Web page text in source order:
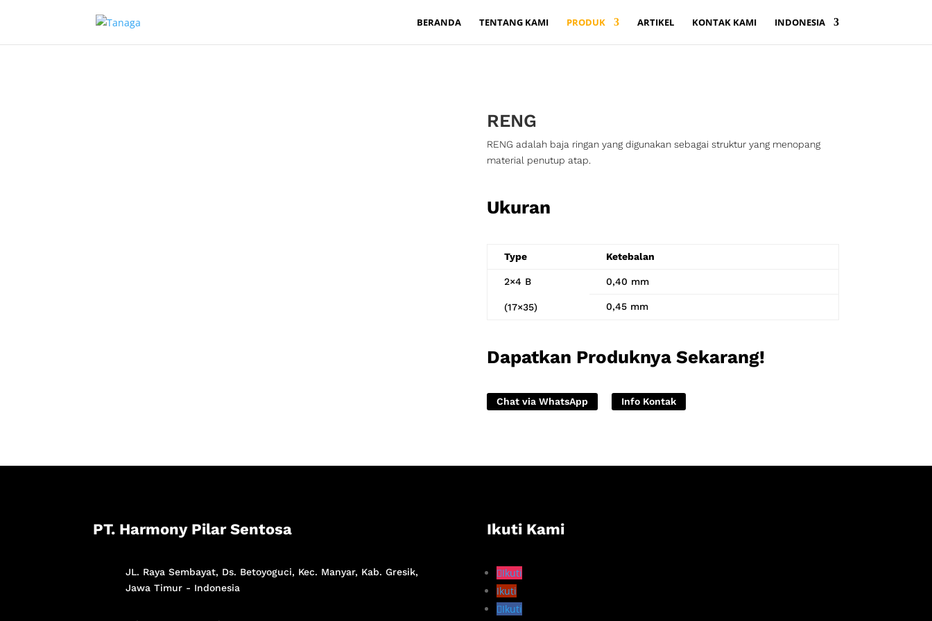
BERANDA TENTANG KAMI PRODUK ARTIKEL KONTAK KAMI INDONESIA
RENG
RENG adalah baja ringan yang digunakan sebagai struktur yang menopang
material penutup atap.
Ukuran
Type Ketebalan
2×4 B
(17×35)
0,40 mm
0,45 mm
Dapatkan Produknya Sekarang!
Chat via WhatsApp Info Kontak
PT. Harmony Pilar Sentosa
JL. Raya Sembayat, Ds. Betoyoguci, Kec. Manyar, Kab. Gresik,
Jawa Timur - Indonesia
Ikuti Kami
Ikuti
Ikuti
Ikuti